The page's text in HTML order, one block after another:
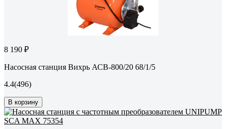
8 190 ₽
Насосная станция Вихрь АСВ-800/20 68/1/5
4.4(496)
В корзину